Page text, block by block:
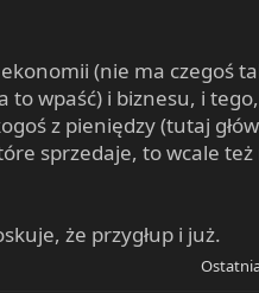
(nie ma czegoś
wpaść) i biznesu, i
z pieniędzy (tutaj
sprzedaje, to wcale
że przygłup i już.